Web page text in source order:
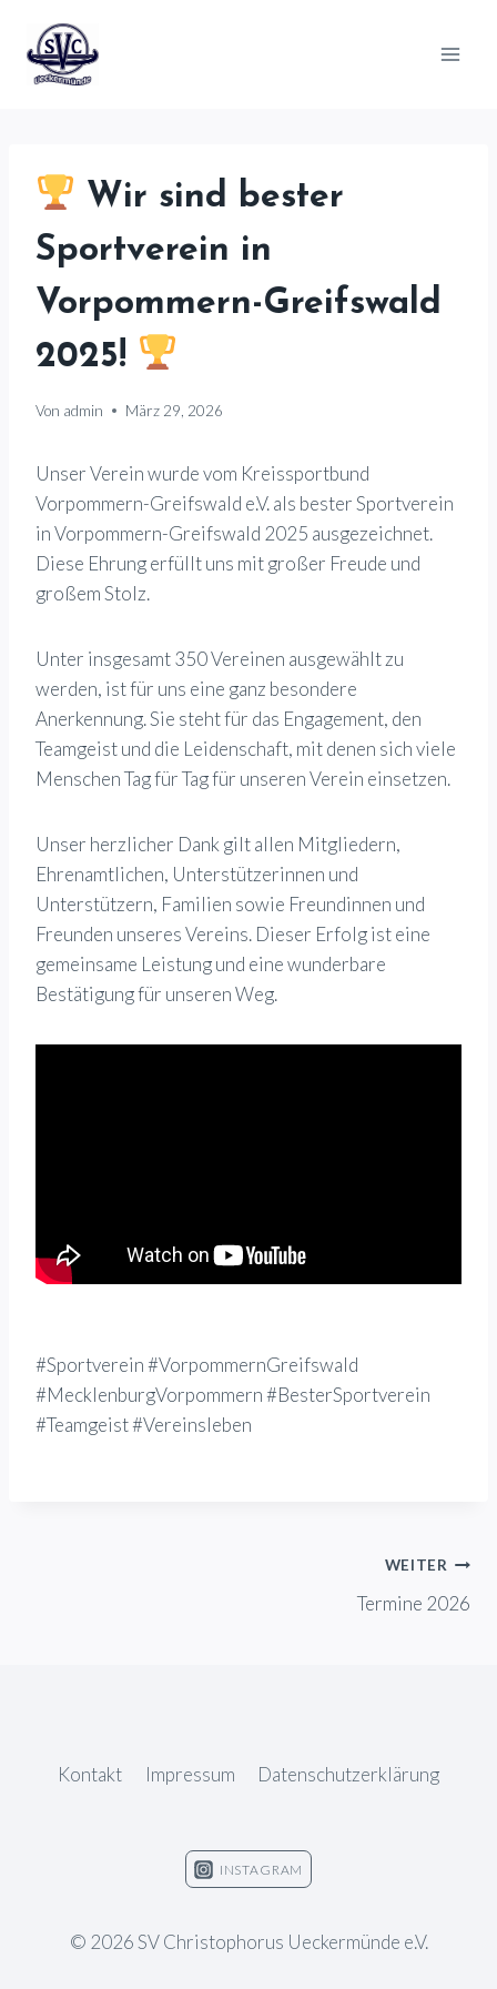
Inhalt
springen
Wir sind bester
Sportverein in
Vorpommern-Greifswald
2025!
Von admin März 29, 2026
Unser Verein wurde vom Kreissportbund
Vorpommern-Greifswald e.V. als bester Sportverein
in Vorpommern-Greifswald 2025 ausgezeichnet.
Diese Ehrung erfüllt uns mit großer Freude und
großem Stolz.
Unter insgesamt 350 Vereinen ausgewählt zu
werden, ist für uns eine ganz besondere
Anerkennung. Sie steht für das Engagement, den
Teamgeist und die Leidenschaft, mit denen sich viele
Menschen Tag für Tag für unseren Verein einsetzen.
Unser herzlicher Dank gilt allen Mitgliedern,
Ehrenamtlichen, Unterstützerinnen und
Unterstützern, Familien sowie Freundinnen und
Freunden unseres Vereins. Dieser Erfolg ist eine
gemeinsame Leistung und eine wunderbare
Bestätigung für unseren Weg.
#Sportverein #VorpommernGreifswald
#MecklenburgVorpommern #BesterSportverein
#Teamgeist #Vereinsleben
WEITER
Termine 2026
Kontakt Impressum Datenschutzerklärung
INSTAGRAM
© 2026 SV Christophorus Ueckermünde e.V.